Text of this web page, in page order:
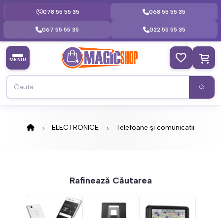
078 55 55 35 068 55 55 35
067 55 55 35 022 55 55 35
MENIU
ELECTRONICE Telefoane şi comunicatii
Rafinează Căutarea